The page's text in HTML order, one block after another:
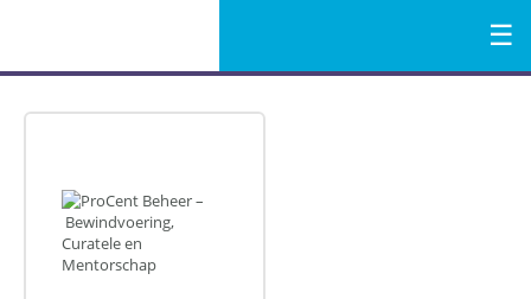
Menu